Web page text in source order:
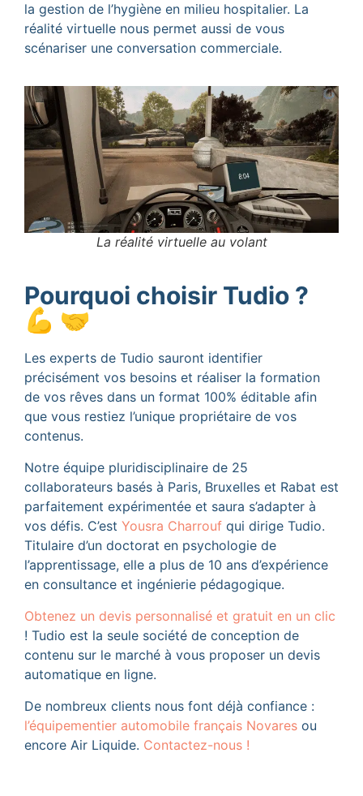
la gestion de l’hygiène en milieu hospitalier. La
réalité virtuelle nous permet aussi de vous
scénariser une conversation commerciale.
La réalité virtuelle au volant
Pourquoi choisir Tudio ?
💪 🤝
Les experts de Tudio sauront identifier
précisément vos besoins et réaliser la formation
de vos rêves dans un format 100% éditable afin
que vous restiez l’unique propriétaire de vos
contenus.
Notre équipe pluridisciplinaire de 25
collaborateurs basés à Paris, Bruxelles et Rabat est
parfaitement expérimentée et saura s’adapter à
vos défis. C’est Yousra Charrouf qui dirige Tudio.
Titulaire d’un doctorat en psychologie de
l’apprentissage, elle a plus de 10 ans d’expérience
en consultance et ingénierie pédagogique.
Obtenez un devis personnalisé et gratuit en un clic
! Tudio est la seule société de conception de
contenu sur le marché à vous proposer un devis
automatique en ligne.
De nombreux clients nous font déjà confiance :
l’équipementier automobile français Novares ou
encore Air Liquide. Contactez-nous !